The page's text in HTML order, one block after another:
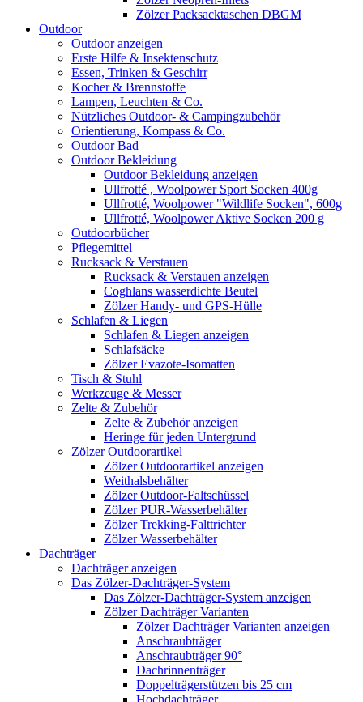
Zölzer Packsacktaschen DBGM
Outdoor
Outdoor anzeigen
Erste Hilfe & Insektenschutz
Essen, Trinken & Geschirr
Kocher & Brennstoffe
Lampen, Leuchten & Co.
Nützliches Outdoor- & Campingzubehör
Orientierung, Kompass & Co.
Outdoor Bad
Outdoor Bekleidung
Outdoor Bekleidung anzeigen
Ullfrotté , Woolpower Sport Socken 400g
Ullfrotté, Woolpower "Wildlife Socken", 600g
Ullfrotté, Woolpower Aktive Socken 200 g
Outdoorbücher
Pflegemittel
Rucksack & Verstauen
Rucksack & Verstauen anzeigen
Coghlans wasserdichte Beutel
Zölzer Handy- und GPS-Hülle
Schlafen & Liegen
Schlafen & Liegen anzeigen
Schlafsäcke
Zölzer Evazote-Isomatten
Tisch & Stuhl
Werkzeuge & Messer
Zelte & Zubehör
Zelte & Zubehör anzeigen
Heringe für jeden Untergrund
Zölzer Outdoorartikel
Zölzer Outdoorartikel anzeigen
Weithalsbehälter
Zölzer Outdoor-Faltschüssel
Zölzer PUR-Wasserbehälter
Zölzer Trekking-Falttrichter
Zölzer Wasserbehälter
Dachträger
Dachträger anzeigen
Das Zölzer-Dachträger-System
Das Zölzer-Dachträger-System anzeigen
Zölzer Dachträger Varianten
Zölzer Dachträger Varianten anzeigen
Anschraubträger
Anschraubträger 90°
Dachrinnenträger
Doppelträgerstützen bis 25 cm
Hochdachträger